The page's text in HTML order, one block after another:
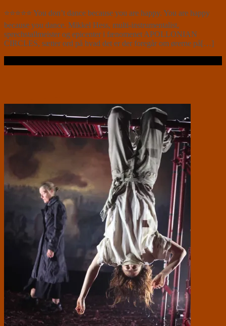
⭐⭐⭐⭐⭐ You don’t dance because you are happy. You are happy
because you dance. Mikkel Hess, multi-instrumentalist,
sprechstallmeister og epicenter i fænomenet APOLLONIAN
CIRCLES, sætter ord på hvad det er der foregår om ørerne på[…]